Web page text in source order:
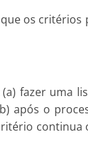
os
fazer uma
após o